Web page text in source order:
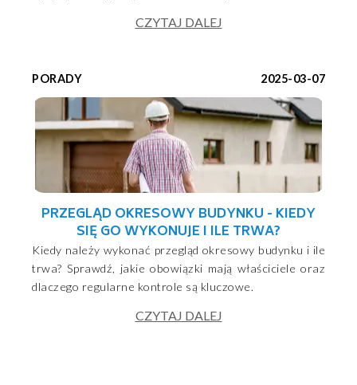
CZYTAJ DALEJ
PORADY 2025-03-07
PRZEGLĄD OKRESOWY BUDYNKU - KIEDY
SIĘ GO WYKONUJE I ILE TRWA?
Kiedy należy wykonać przegląd okresowy budynku i ile
trwa? Sprawdź, jakie obowiązki mają właściciele oraz
dlaczego regularne kontrole są kluczowe.
CZYTAJ DALEJ